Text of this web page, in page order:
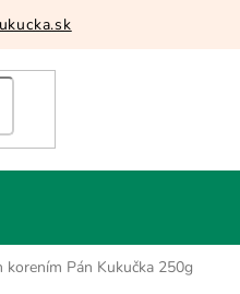
Pán Kukučka 250g